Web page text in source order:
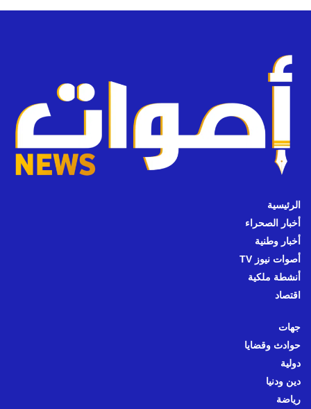
الرئيسية
أخبار الصحراء
أخبار وطنية
أصوات نيوز TV
أنشطة ملكية
اقتصاد
جهات
حوادث وقضايا
دولية
دين ودنيا
رياضة